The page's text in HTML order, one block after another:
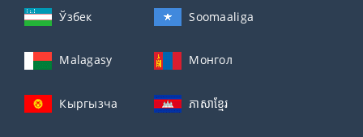
Ўзбек Soomaaliga
Malagasy Монгол
Кыргызча ភាសាខ្មែរ